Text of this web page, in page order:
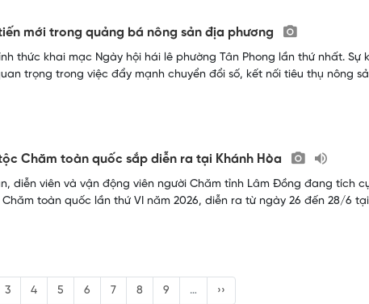
mới trong quảng bá nông sản địa phương
thức khai mạc Ngày hội hái lê phường Tân Phong lần thứ nhất. Sự
trọng trong việc đẩy mạnh chuyển đổi số, kết nối tiêu thụ nông
Chăm toàn quốc sắp diễn ra tại Khánh Hòa
diễn viên và vận động viên người Chăm tỉnh Lâm Đồng đang tích
toàn quốc lần thứ VI năm 2026, diễn ra từ ngày 26 đến 28/6
3 4 5 6 7 8 9 … ››